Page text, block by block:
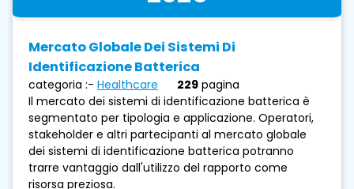
Mercato Globale Dei Sistemi Di
Identificazione Batterica
categoria :- Healthcare 229 pagina
Il mercato dei sistemi di identificazione batterica è
segmentato per tipologia e applicazione. Operatori,
stakeholder e altri partecipanti al mercato globale
dei sistemi di identificazione batterica potranno
trarre vantaggio dall'utilizzo del rapporto come
risorsa preziosa.